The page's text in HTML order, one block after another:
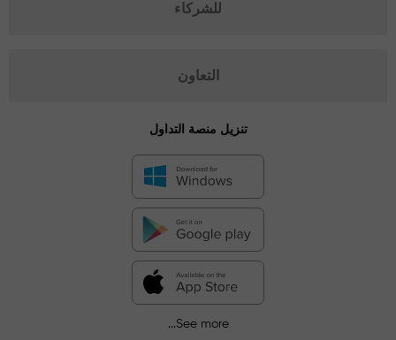
للشركاء
التعاون
تنزيل منصة التداول
See more...